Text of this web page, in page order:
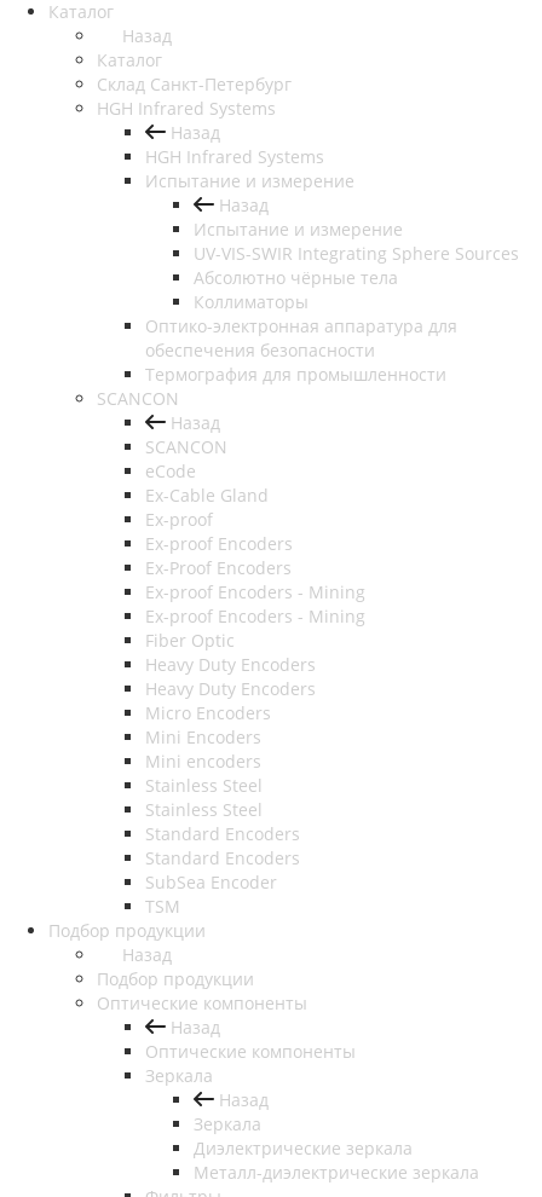
Каталог
Назад
Каталог
Cклад Санкт-Петербург
HGH Infrared Systems
Назад
HGH Infrared Systems
Испытание и измерение
Назад
Испытание и измерение
UV-VIS-SWIR Integrating Sphere Sources
Абсолютно чёрные тела
Коллиматоры
Оптико-электронная аппаратура для
обеспечения безопасности
Термография для промышленности
SCANCON
Назад
SCANCON
eCode
Ex-Cable Gland
Ex-proof
Ex-proof Encoders
Ex-Proof Encoders
Ex-proof Encoders - Mining
Ex-proof Encoders - Mining
Fiber Optic
Heavy Duty Encoders
Heavy Duty Encoders
Micro Encoders
Mini Encoders
Mini encoders
Stainless Steel
Stainless Steel
Standard Encoders
Standard Encoders
SubSea Encoder
TSM
Подбор продукции
Назад
Подбор продукции
Оптические компоненты
Назад
Оптические компоненты
Зеркала
Назад
Зеркала
Диэлектрические зеркала
Металл-диэлектрические зеркала